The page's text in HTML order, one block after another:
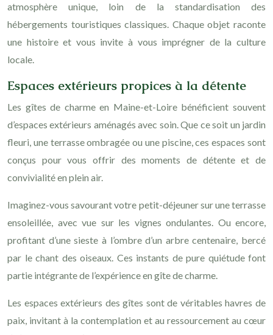
atmosphère unique, loin de la standardisation des
hébergements touristiques classiques. Chaque objet raconte
une histoire et vous invite à vous imprégner de la culture
locale.
Espaces extérieurs propices à la détente
Les gîtes de charme en Maine-et-Loire bénéficient souvent
d’espaces extérieurs aménagés avec soin. Que ce soit un jardin
fleuri, une terrasse ombragée ou une piscine, ces espaces sont
conçus pour vous offrir des moments de détente et de
convivialité en plein air.
Imaginez-vous savourant votre petit-déjeuner sur une terrasse
ensoleillée, avec vue sur les vignes ondulantes. Ou encore,
profitant d’une sieste à l’ombre d’un arbre centenaire, bercé
par le chant des oiseaux. Ces instants de pure quiétude font
partie intégrante de l’expérience en gîte de charme.
Les espaces extérieurs des gîtes sont de véritables havres de
paix, invitant à la contemplation et au ressourcement au cœur